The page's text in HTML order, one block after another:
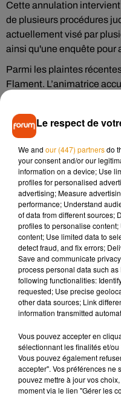
Cette annulation
de plusieurs procédures
actuellement visé par
ainsi qu'une enquête pour
Parmi les plaintes
Flament. L’animatrice
Paris en 1991, alors
Ces accusations ont
des concerts de Patrick
par des affaires
spectacle.
Ni Patrick Bruel ni son
publiquement à
côté, l’agence Gestev a
autre commentaire » sur
Malgré cette situation, la
célèbre l’anniversaire de
pour le moment
francophones.
Cette affaire pourrait
d’autres organisateurs
certains événements.
Le respect de
We and our (447) partnersdo
your consent and/or our
information on a device; Use
profiles for personalised
advertising; Measure
performance; Understand
of data from different sources;
profiles to personalise
content; Use limited data to
detect fraud, and fix errors;
Save and communicate
process personal data such
following functionalities:
requested; Use precise
other data sources; Link
information transmitted
Vous pouvez accepter en
sélectionnant les finalités et/
Vous pouvez également
accepter". Vos préférences ne
pouvez mettre à jour vos
moment via le lien "Gérer les